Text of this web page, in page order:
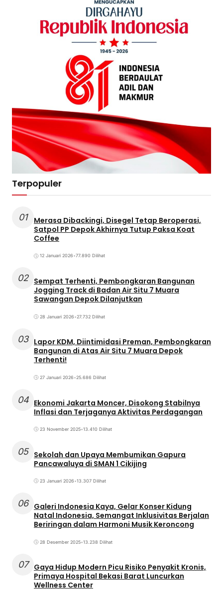
Terpopuler
01
Merasa Dibackingi, Disegel Tetap Beroperasi,
Satpol PP Depok Akhirnya Tutup Paksa Koat
Coffee
12 Januari 2026•77.890 Dilihat
02 Sempat Terhenti, Pembongkaran Bangunan
Jogging Track di Badan Air Situ 7 Muara
Sawangan Depok Dilanjutkan
28 Januari 2026•27.732 Dilihat
03 Lapor KDM, Diintimidasi Preman, Pembongkaran
Bangunan di Atas Air Situ 7 Muara Depok
Terhenti!
27 Januari 2026•25.686 Dilihat
04 Ekonomi Jakarta Moncer, Disokong Stabilnya
Inflasi dan Terjaganya Aktivitas Perdagangan
23 November 2025•13.410 Dilihat
05 Sekolah dan Upaya Membumikan Gapura
Pancawaluya di SMAN 1 Cikijing
23 Januari 2026•13.307 Dilihat
06 Galeri Indonesia Kaya, Gelar Konser Kidung
Natal Indonesia, Semangat Inklusivitas Berjalan
Beriringan dalam Harmoni Musik Keroncong
28 Desember 2025•13.238 Dilihat
07
Gaya Hidup Modern Picu Risiko Penyakit Kronis,
Primaya Hospital Bekasi Barat Luncurkan
Wellness Center